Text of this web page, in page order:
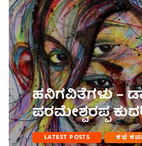
ಹನಿಗವಿತೆಗಳು –
ಪರಮೇಶ್ವರಪ್ಪ
LATEST POSTS ಕಥೆ